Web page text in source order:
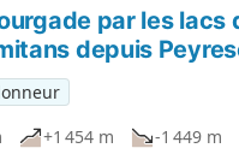
par les lacs
depuis
+1 454 m -1 449 m